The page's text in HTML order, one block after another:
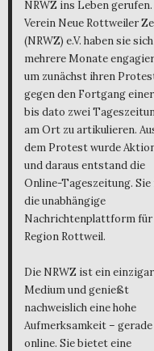
NRWZ ins Leben
Verein Neue Rottweiler
(NRWZ) e.V. haben sie
mehrere Monate
um zunächst ihren
gegen den Fortgang
bis dato zwei
am Ort zu artikulieren.
dem Protest wurde
und daraus entstand die
Online-Tageszeitung.
die unabhängige
Nachrichtenplattform für
Region Rottweil.
Die NRWZ ist ein
Medium und genießt
nachweislich eine hohe
Aufmerksamkeit – gerade
online. Sie bietet eine